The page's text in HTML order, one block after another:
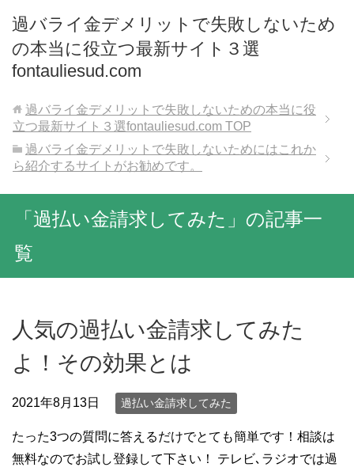
過バライ金デメリットで失敗しないため
の本当に役立つ最新サイト３選
fontauliesud.com
過バライ金デメリットで失敗しないための本当に役
立つ最新サイト３選fontauliesud.com TOP
過バライ金デメリットで失敗しないためにはこれか
ら紹介するサイトがお勧めです。
「過払い金請求してみた」の記事一
覧
人気の過払い金請求してみた
よ！その効果とは
2021年8月13日 過払い金請求してみた
たった3つの質問に答えるだけでとても簡単です！相談は
無料なのでお試し登録して下さい！ テレビ､ラジオでは過